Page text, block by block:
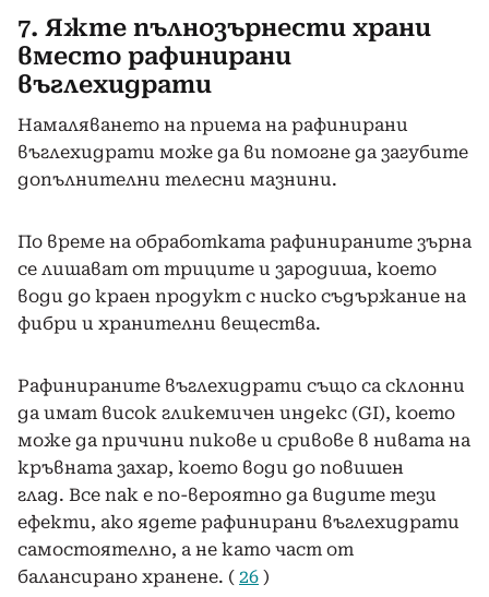
7. Яжте пълнозърнести храни
вместо рафинирани
въглехидрати
Намаляването на приема на рафинирани
въглехидрати може да ви помогне да загубите
допълнителни телесни мазнини.
По време на обработката рафинираните зърна
се лишават от триците и зародиша, което
води до краен продукт с ниско съдържание на
фибри и хранителни вещества.
Рафинираните въглехидрати също са склонни
да имат висок гликемичен индекс (GI), което
може да причини пикове и сривове в нивата на
кръвната захар, което води до повишен
глад. Все пак е по-вероятно да видите тези
ефекти, ако ядете рафинирани въглехидрати
самостоятелно, а не като част от
балансирано хранене. ( 26 )